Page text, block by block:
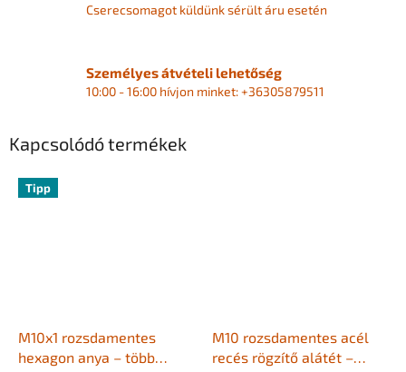
Cserecsomagot küldünk sérült áru esetén
Személyes átvételi lehetőség
10:00 - 16:00 hívjon minket: +36305879511
Kapcsolódó termékek
Tipp
M10x1 rozsdamentes
hexagon anya – több
M10 rozsdamentes acél
recés rögzítő alátét –